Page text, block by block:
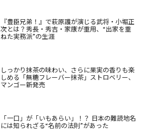
『豊臣兄弟！』で萩原護が演じる武将・小堀正
次とは？秀長・秀吉・家康が重用、“出家を重
ねた実務派”の生涯
しっかり抹茶の味わい、さらに果実の香りも楽
しめる「無糖フレーバー抹茶」ストロベリー、
マンゴー新発売
「一口」が「いもあらい」！？ 日本の難読地名
には知られざる“名前の法則”があった